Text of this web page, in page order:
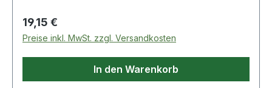
Regulärer Preis:
19,15 €
Preise inkl. MwSt. zzgl. Versandkosten
In den Warenkorb